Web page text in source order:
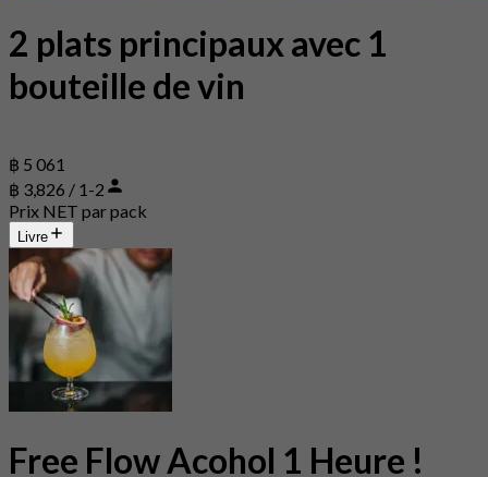
2 plats principaux avec 1
bouteille de vin
฿ 5 061
฿ 3,826 / 1-2
Prix NET par pack
Livre
Free Flow Acohol 1 Heure !